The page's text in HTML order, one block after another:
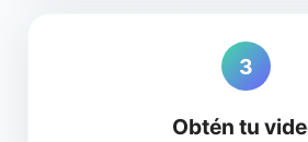
3
Obtén tu